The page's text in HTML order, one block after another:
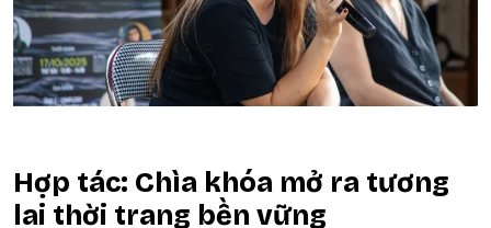
Hợp tác: Chìa khóa mở ra tương
lai thời trang bền vững